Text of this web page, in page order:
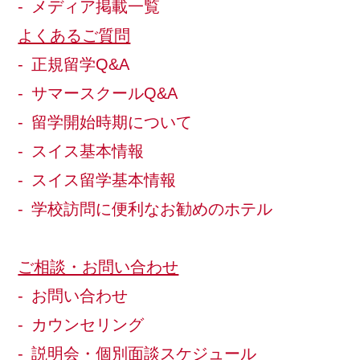
メディア掲載一覧
よくあるご質問
正規留学Q&A
サマースクールQ&A
留学開始時期について
スイス基本情報
スイス留学基本情報
学校訪問に便利なお勧めのホテル
ご相談・お問い合わせ
お問い合わせ
カウンセリング
説明会・個別面談スケジュール